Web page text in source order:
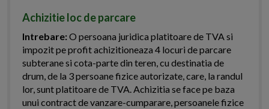
Achizitie loc de parcare
Intrebare:O persoana juridica platitoare de TVA si
impozit pe profit achizitioneaza 4 locuri de parcare
subterane si cota-parte din teren, cu destinatia de
drum, de la 3 persoane fizice autorizate, care, la randul
lor, sunt platitoare de TVA. Achizitia se face pe baza
unui contract de vanzare-cumparare, persoanele fizice